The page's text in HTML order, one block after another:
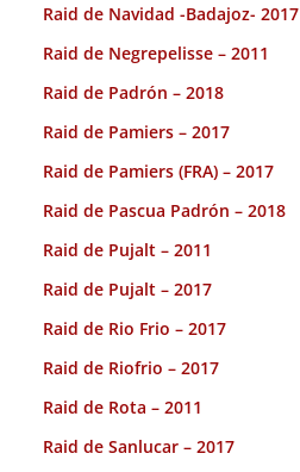
Raid de Navidad -Badajoz- 2017
Raid de Negrepelisse – 2011
Raid de Padrón – 2018
Raid de Pamiers – 2017
Raid de Pamiers (FRA) – 2017
Raid de Pascua Padrón – 2018
Raid de Pujalt – 2011
Raid de Pujalt – 2017
Raid de Rio Frio – 2017
Raid de Riofrio – 2017
Raid de Rota – 2011
Raid de Sanlucar – 2017